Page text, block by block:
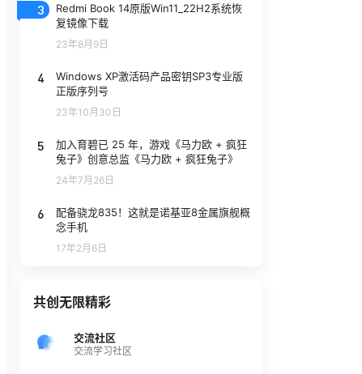
3
Redmi Book 14原版Win11_22H2系统恢
复镜像下载
23年8月9日
4
Windows XP激活码产品密钥SP3专业版
正版序列号
23年10月30日
5
加入育碧已 25 年，游戏《马力欧 + 疯狂
兔子》创意总监《马力欧 + 疯狂兔子》
24年7月26日
6
配备骁龙835！这就是诺基亚8金属旗舰概
念手机
17年2月6日
共创无限精彩
交流社区
交流学习社区